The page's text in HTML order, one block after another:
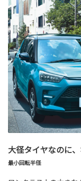
大径タイヤなのに
最小回転半径